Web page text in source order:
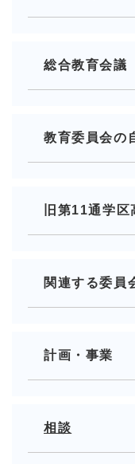
総合教育会議
教育委員会の
旧第11通学
関連する委員
計画・事業
相談